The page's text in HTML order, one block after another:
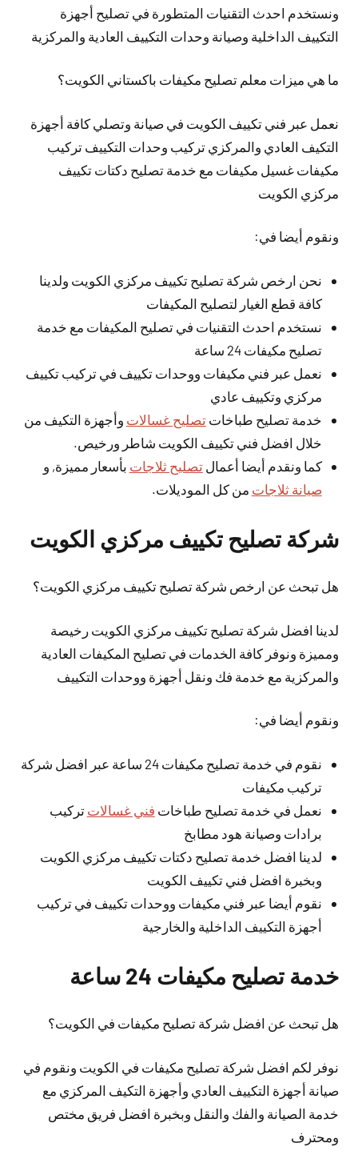
ونستخدم احدث التقنيات المتطورة في تصليح أجهزة
التكييف الداخلية وصيانة وحدات التكييف العادية والمركزية
ما هي ميزات معلم تصليح مكيفات باكستاني الكويت؟
نعمل عبر فني تكييف الكويت في صيانة وتصلي كافة أجهزة
التكيف العادي والمركزي تركيب وحدات التكييف تركيب
مكيفات غسيل مكيفات مع خدمة تصليح دكتات تكييف
مركزي الكويت
ونقوم أيضا في:
نحن ارخص شركة تصليح تكييف مركزي الكويت ولدينا
كافة قطع الغيار لتصليح المكيفات
نستخدم احدث التقنيات في تصليح المكيفات مع خدمة
تصليح مكيفات 24 ساعة
نعمل عبر فني مكيفات ووحدات تكييف في تركيب تكييف
مركزي وتكييف عادي
خدمة تصليح طباخاتتصليح غسالات وأجهزة التكيف من
خلال افضل فني تكييف الكويت شاطر ورخيص.
كما ونقدم أيضا أعمالتصليح ثلاجات بأسعار مميزة, و
صيانة ثلاجات من كل الموديلات.
شركة تصليح تكييف مركزي الكويت
هل تبحث عن ارخص شركة تصليح تكييف مركزي الكويت؟
لدينا افضل شركة تصليح تكييف مركزي الكويت رخيصة
ومميزة ونوفر كافة الخدمات في تصليح المكيفات العادية
والمركزية مع خدمة فك ونقل أجهزة ووحدات التكييف
ونقوم أيضا في:
نقوم في خدمة تصليح مكيفات 24 ساعة عبر افضل شركة
تركيب مكيفات
نعمل في خدمة تصليح طباخات فني غسالات تركيب
برادات وصيانة هود مطابخ
لدينا افضل خدمة تصليح دكتات تكييف مركزي الكويت
وبخبرة افضل فني تكييف الكويت
نقوم أيضا عبر فني مكيفات ووحدات تكييف في تركيب
أجهزة التكييف الداخلية والخارجية
خدمة تصليح مكيفات 24 ساعة
هل تبحث عن افضل شركة تصليح مكيفات في الكويت؟
نوفر لكم افضل شركة تصليح مكيفات في الكويت ونقوم في
صيانة أجهزة التكييف العادي وأجهزة التكيف المركزي مع
خدمة الصيانة والفك والنقل وبخبرة افضل فريق مختص
ومحترف